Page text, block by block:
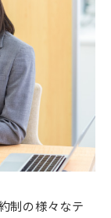
制の様々なテ